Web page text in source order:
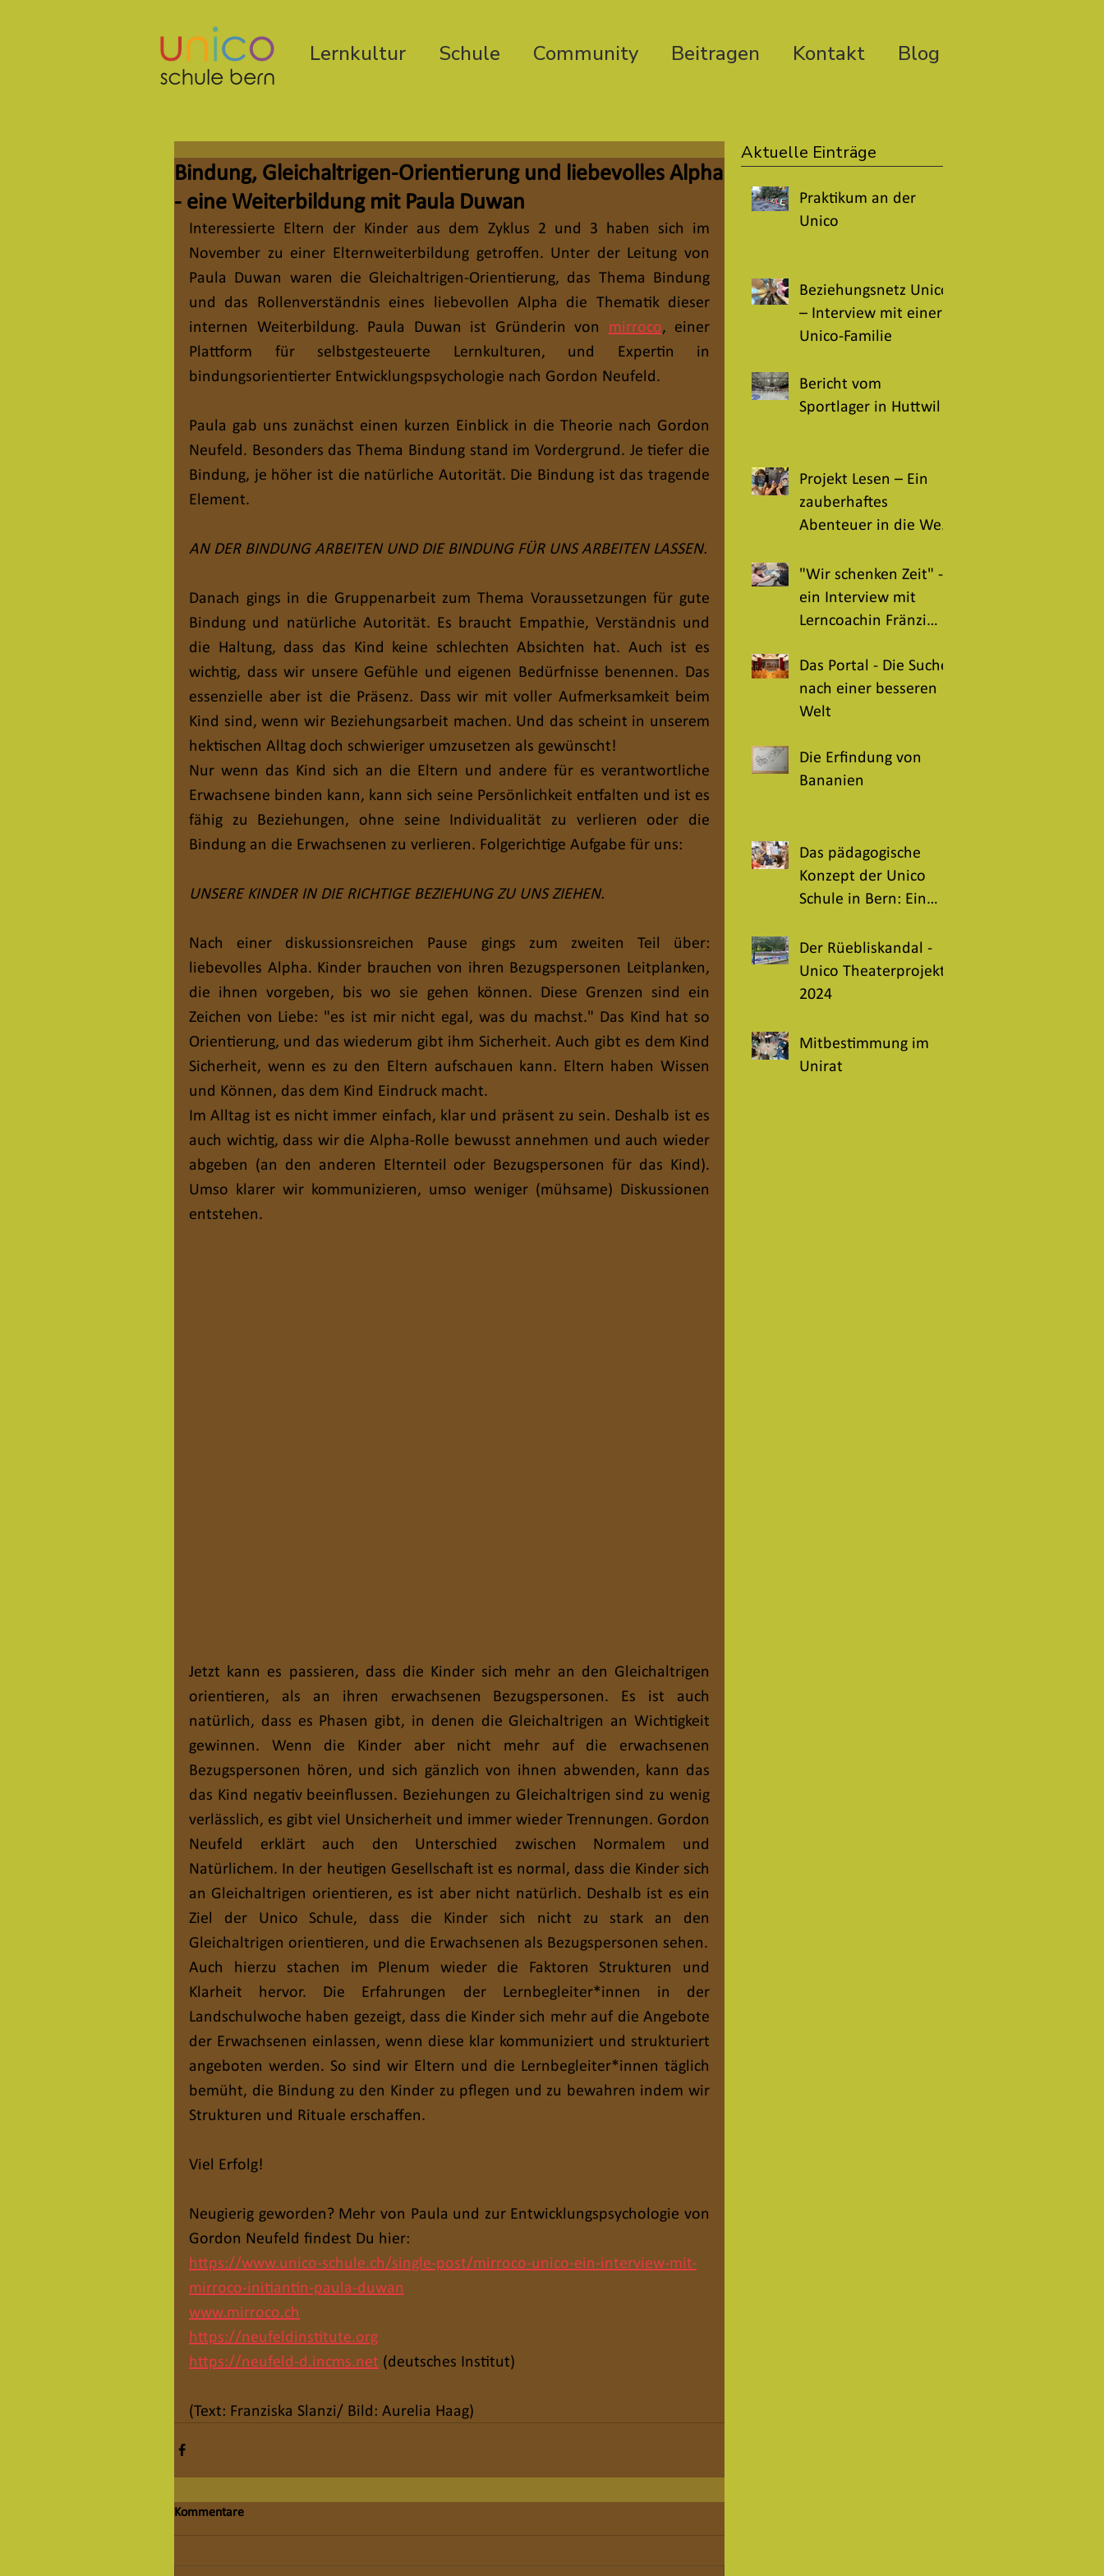
Lernkultur Schule Community Beitragen Kontakt Blog
Bindung, Gleichaltrigen-Orientierung und liebevolles Alpha
- eine Weiterbildung mit Paula Duwan
Interessierte Eltern der Kinder aus dem Zyklus 2 und 3 haben sich im
November zu einer Elternweiterbildung getroffen. Unter der Leitung von
Paula Duwan waren die Gleichaltrigen-Orientierung, das Thema Bindung
und das Rollenverständnis eines liebevollen Alpha die Thematik dieser
internen Weiterbildung. Paula Duwan ist Gründerin von mirroco, einer
Plattform für selbstgesteuerte Lernkulturen, und Expertin in
bindungsorientierter Entwicklungspsychologie nach Gordon Neufeld.
Paula gab uns zunächst einen kurzen Einblick in die Theorie nach Gordon
Neufeld. Besonders das Thema Bindung stand im Vordergrund. Je tiefer die
Bindung, je höher ist die natürliche Autorität. Die Bindung ist das tragende
Element.
AN DER BINDUNG ARBEITEN UND DIE BINDUNG FÜR UNS ARBEITEN LASSEN.
Danach gings in die Gruppenarbeit zum Thema Voraussetzungen für gute
Bindung und natürliche Autorität. Es braucht Empathie, Verständnis und
die Haltung, dass das Kind keine schlechten Absichten hat. Auch ist es
wichtig, dass wir unsere Gefühle und eigenen Bedürfnisse benennen. Das
essenzielle aber ist die Präsenz. Dass wir mit voller Aufmerksamkeit beim
Kind sind, wenn wir Beziehungsarbeit machen. Und das scheint in unserem
hektischen Alltag doch schwieriger umzusetzen als gewünscht!
Nur wenn das Kind sich an die Eltern und andere für es verantwortliche
Erwachsene binden kann, kann sich seine Persönlichkeit entfalten und ist es
fähig zu Beziehungen, ohne seine Individualität zu verlieren oder die
Bindung an die Erwachsenen zu verlieren. Folgerichtige Aufgabe für uns:
UNSERE KINDER IN DIE RICHTIGE BEZIEHUNG ZU UNS ZIEHEN.
Nach einer diskussionsreichen Pause gings zum zweiten Teil über:
liebevolles Alpha. Kinder brauchen von ihren Bezugspersonen Leitplanken,
die ihnen vorgeben, bis wo sie gehen können. Diese Grenzen sind ein
Zeichen von Liebe: "es ist mir nicht egal, was du machst." Das Kind hat so
Orientierung, und das wiederum gibt ihm Sicherheit. Auch gibt es dem Kind
Sicherheit, wenn es zu den Eltern aufschauen kann. Eltern haben Wissen
und Können, das dem Kind Eindruck macht.
Im Alltag ist es nicht immer einfach, klar und präsent zu sein. Deshalb ist es
auch wichtig, dass wir die Alpha-Rolle bewusst annehmen und auch wieder
abgeben (an den anderen Elternteil oder Bezugspersonen für das Kind).
Umso klarer wir kommunizieren, umso weniger (mühsame) Diskussionen
entstehen.
Jetzt kann es passieren, dass die Kinder sich mehr an den Gleichaltrigen
orientieren, als an ihren erwachsenen Bezugspersonen. Es ist auch
natürlich, dass es Phasen gibt, in denen die Gleichaltrigen an Wichtigkeit
gewinnen. Wenn die Kinder aber nicht mehr auf die erwachsenen
Bezugspersonen hören, und sich gänzlich von ihnen abwenden, kann das
das Kind negativ beeinflussen. Beziehungen zu Gleichaltrigen sind zu wenig
verlässlich, es gibt viel Unsicherheit und immer wieder Trennungen. Gordon
Neufeld erklärt auch den Unterschied zwischen Normalem und
Natürlichem. In der heutigen Gesellschaft ist es normal, dass die Kinder sich
an Gleichaltrigen orientieren, es ist aber nicht natürlich. Deshalb ist es ein
Ziel der Unico Schule, dass die Kinder sich nicht zu stark an den
Gleichaltrigen orientieren, und die Erwachsenen als Bezugspersonen sehen.
Auch hierzu stachen im Plenum wieder die Faktoren Strukturen und
Klarheit hervor. Die Erfahrungen der Lernbegleiter*innen in der
Landschulwoche haben gezeigt, dass die Kinder sich mehr auf die Angebote
der Erwachsenen einlassen, wenn diese klar kommuniziert und strukturiert
angeboten werden. So sind wir Eltern und die Lernbegleiter*innen täglich
bemüht, die Bindung zu den Kinder zu pflegen und zu bewahren indem wir
Strukturen und Rituale erschaffen.
Viel Erfolg!
Neugierig geworden? Mehr von Paula und zur Entwicklungspsychologie von
Gordon Neufeld findest Du hier:
https://www.unico-schule.ch/single-post/mirroco-unico-ein-interview-mit-
mirroco-initiantin-paula-duwan
www.mirroco.ch
https://neufeldinstitute.org
https://neufeld-d.incms.net (deutsches Institut)
(Text: Franziska Slanzi/ Bild: Aurelia Haag)
Kommentare
Aktuelle Einträge
Praktikum an der
Unico
Beziehungsnetz Unico
– Interview mit einer
Unico-Familie
Bericht vom
Sportlager in Huttwil
Projekt Lesen – Ein
zauberhaftes
Abenteuer in die Welt
"Wir schenken Zeit" -
ein Interview mit
Lerncoachin Fränzi
Das Portal - Die Suche
nach einer besseren
Welt
Die Erfindung von
Bananien
Das pädagogische
Konzept der Unico
Schule in Bern: Ein
für selbstbestimmtes
Lernen und
persönliche
Der Rüebliskandal -
Unico Theaterprojekt
2024
Mitbestimmung im
Unirat